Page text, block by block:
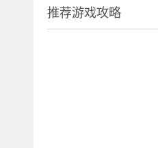
推荐游戏攻略